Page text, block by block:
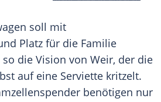
soll mit
Platz für die Familie
die Vision von Weir, der die
auf eine Serviette kritzelt.
benötigen nur